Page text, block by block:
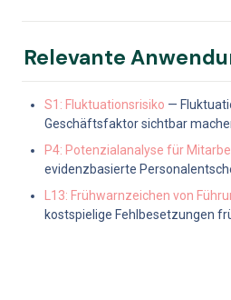
Relevante
S1: Fluktuationsrisiko —
Geschäftsfaktor sichtbar
P4: Potenzialanalyse für
evidenzbasierte
L13: Frühwarnzeichen von
kostspielige Fehlbesetzungen